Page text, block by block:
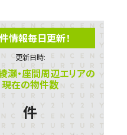
情報毎日更新！
更新日時:
瀬・座間周辺エリアの
現在の物件数
件